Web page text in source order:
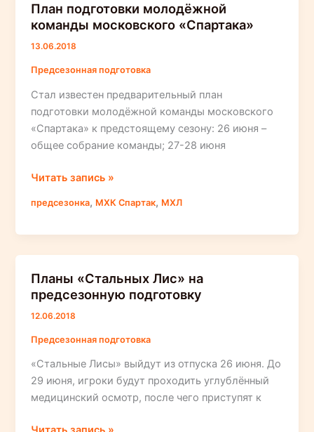
предсезонной
подготовки
План подготовки молодёжной
команды московского «Спартака»
13.06.2018
Предсезонная подготовка
Стал известен предварительный план
подготовки молодёжной команды московского
«Спартака» к предстоящему сезону: 26 июня –
общее собрание команды; 27-28 июня
План
молодёжной
Читать запись »
предсезонка, МХК Спартак, МХЛ
Планы «Стальных Лис» на
предсезонную подготовку
12.06.2018
Предсезонная подготовка
«Стальные Лисы» выйдут из отпуска 26 июня. До
29 июня, игроки будут проходить углублённый
медицинский осмотр, после чего приступят к
Планы